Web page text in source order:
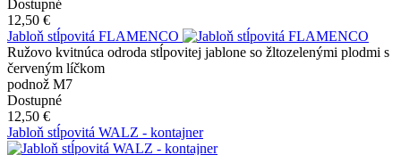
Dostupné
12,50 €
Jabloň stĺpovitá FLAMENCO
Ružovo kvitnúca odroda stĺpovitej jablone so žltozelenými plodmi s
červeným líčkom
podnož M7
Dostupné
12,50 €
Jabloň stĺpovitá WALZ - kontajner